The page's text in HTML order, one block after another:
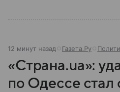
12 минут назад Газета.Ру
«Страна.ua»:
по Одессе стал